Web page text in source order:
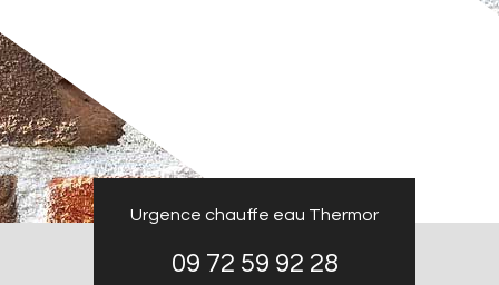
Urgence chauffe eau Thermor
09 72 59 92 28